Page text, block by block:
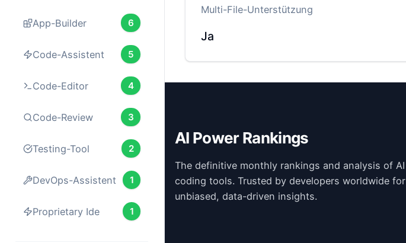
App-Builder 6
Code-Assistent 5
Code-Editor 4
Code-Review 3
Testing-Tool 2
DevOps-Assistent 1
Proprietary Ide 1
Multi-File-Unterstützung
Ja
AI Power Rankings
The definitive monthly rankings and analysis of AI
coding tools. Trusted by developers worldwide for
unbiased, data-driven insights.